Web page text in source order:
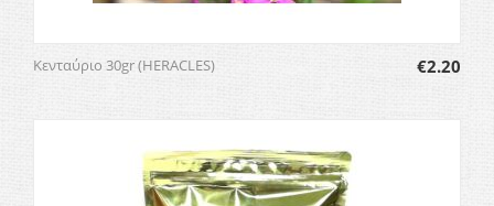
Κενταύριο 30gr (HERACLES) €2.20